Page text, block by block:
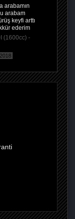
arabamın
arabam
keyfi arttı
ederim
(1600cc) -